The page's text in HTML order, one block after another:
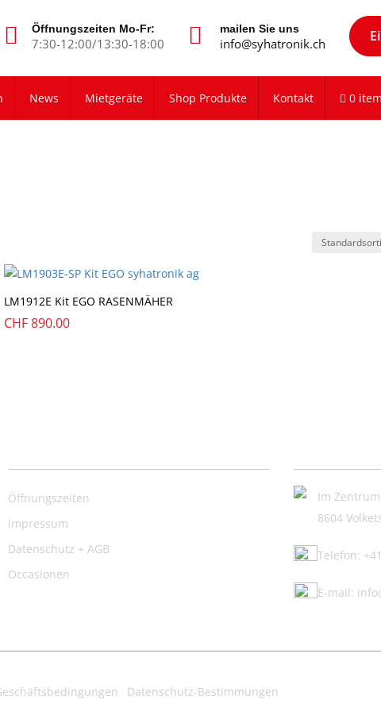
Öffnungszeiten Mo-Fr:
7:30-12:00/13:30-18:00
mailen Sie uns
info@syhatronik.ch
News Mietgeräte Shop Produkte Kontakt 0
LM1912E Kit EGO RASENMÄHER
CHF890.00
Öffnungszeiten
Impressum
Datenschutz + AGB
Occasionen
Im
8604
Telefon:
E-mail:
Datenschutz-Bestimmungen